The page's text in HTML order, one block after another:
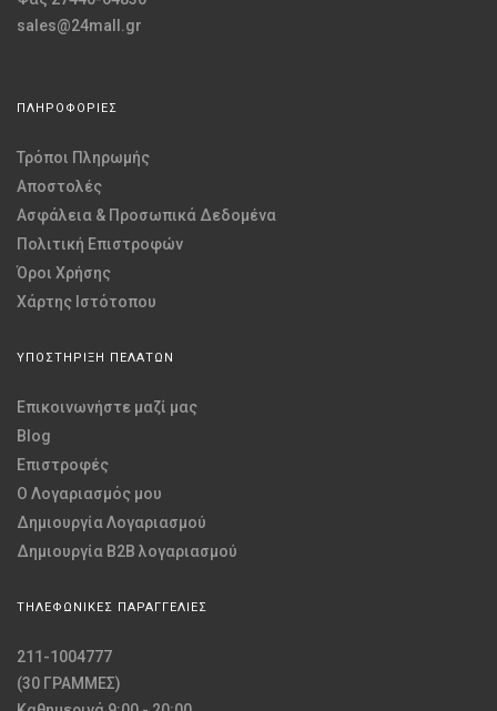
sales@24mall.gr
ΠΛΗΡΟΦΟΡΙΕΣ
Τρόποι Πληρωμής
Αποστολές
Ασφάλεια & Προσωπικά Δεδομένα
Πολιτική Επιστροφών
Όροι Χρήσης
Χάρτης Ιστότοπου
ΥΠΟΣΤΗΡΙΞΗ ΠΕΛΑΤΩΝ
Επικοινωνήστε μαζί μας
Blog
Επιστροφές
O Λογαριασμός μου
Δημιουργία Λογαριασμού
Δημιουργία B2B λογαριασμού
ΤΗΛΕΦΩΝΙΚΕΣ ΠΑΡΑΓΓΕΛΙΕΣ
211-1004777
(30 ΓΡΑΜΜΕΣ)